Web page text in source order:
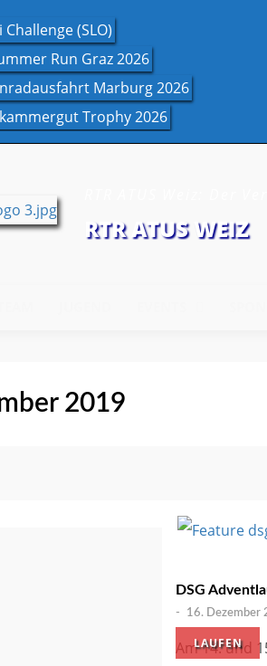
Challenge (SLO)
Run Graz 2026
Marburg 2026
Trophy 2026
RTR ATUS WEIZ
2019
LAUFEN
DSG
- 16. Dezember
Am 14. und